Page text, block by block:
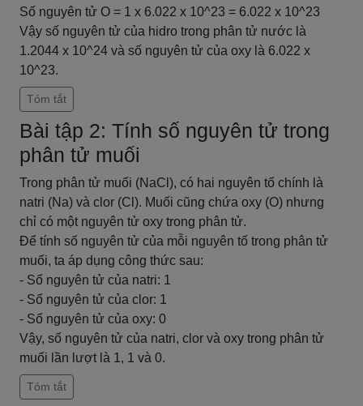
Số nguyên tử O = 1 x 6.022 x 10^23 = 6.022 x 10^23
Vậy số nguyên tử của hidro trong phân tử nước là
1.2044 x 10^24 và số nguyên tử của oxy là 6.022 x
10^23.
Tóm tắt
Bài tập 2: Tính số nguyên tử trong
phân tử muối
Trong phân tử muối (NaCl), có hai nguyên tố chính là
natri (Na) và clor (Cl). Muối cũng chứa oxy (O) nhưng
chỉ có một nguyên tử oxy trong phân tử.
Để tính số nguyên tử của mỗi nguyên tố trong phân tử
muối, ta áp dụng công thức sau:
- Số nguyên tử của natri: 1
- Số nguyên tử của clor: 1
- Số nguyên tử của oxy: 0
Vậy, số nguyên tử của natri, clor và oxy trong phân tử
muối lần lượt là 1, 1 và 0.
Tóm tắt